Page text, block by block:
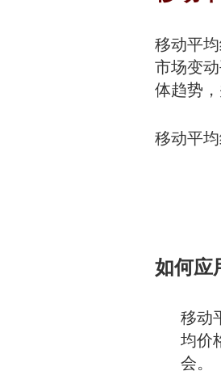
移动平
市场变
体趋势
移动平
如何应
移动
均价
会。